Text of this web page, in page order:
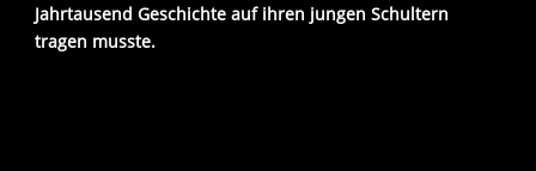
Jahrtausend Geschichte auf ihren jungen Schultern
tragen musste.